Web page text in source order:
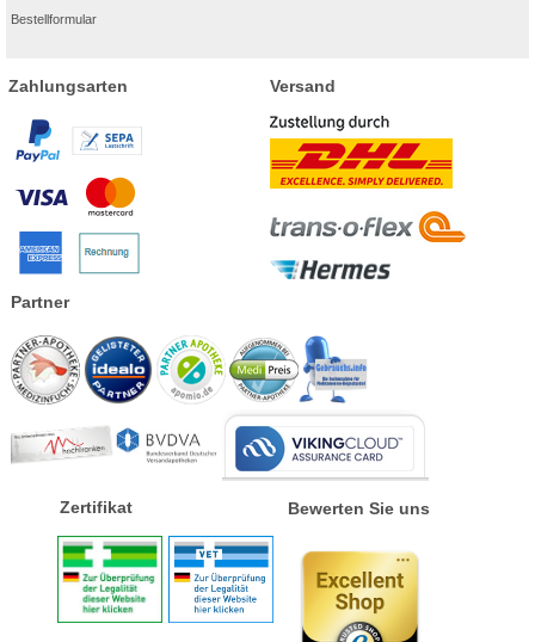
Bestellformular
Zahlungsarten Versand
Partner
Zertifikat Bewerten Sie uns